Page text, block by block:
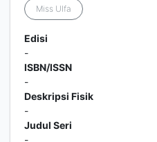
Miss Ulfa
Edisi
-
ISBN/ISSN
-
Deskripsi Fisik
-
Judul Seri
-